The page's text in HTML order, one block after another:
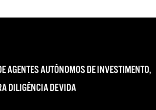
AGENTES AUTÔNOMOS DE INVESTIMENTO,
DILIGÊNCIA DEVIDA